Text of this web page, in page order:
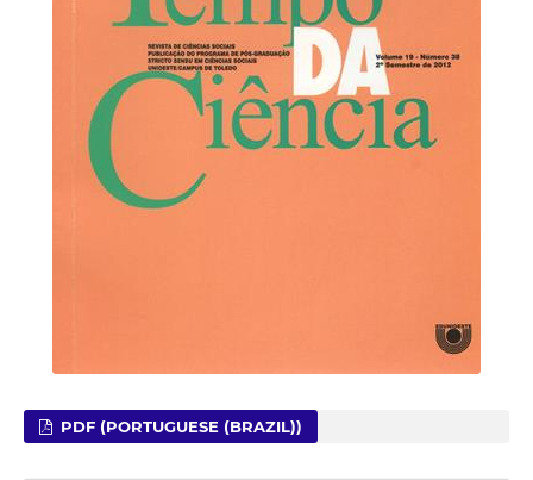
PDF (PORTUGUESE (BRAZIL))